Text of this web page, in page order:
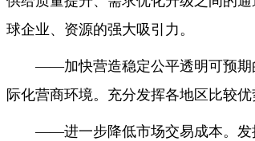
球企业、资源的强大吸引力。
——加快营造稳定公平透明可预期
际化营商环境。充分发挥各地区比较
——进一步降低市场交易成本。发